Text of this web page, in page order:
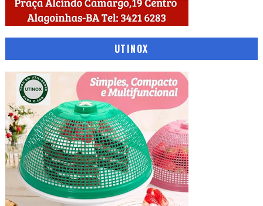
UTINOX